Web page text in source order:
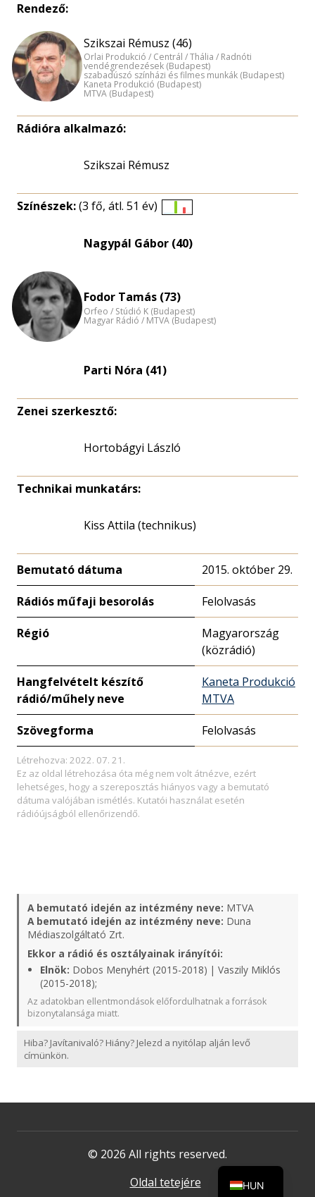
Rendező:
Szikszai Rémusz (46)
Orlai Produkció / Centrál / Thália / Radnóti
vendégrendezések (Budapest)
szabadúszó színházi és filmes munkák (Budapest)
Kaneta Produkció (Budapest)
MTVA (Budapest)
Rádióra alkalmazó:
Szikszai Rémusz
Színészek:(3 fő, átl. 51 év)
eloszlás
Nagypál Gábor (40)
Fodor Tamás (73)
Orfeo / Stúdió K (Budapest)
Magyar Rádió / MTVA (Budapest)
Parti Nóra (41)
Zenei szerkesztő:
Hortobágyi László
Technikai munkatárs:
Kiss Attila (technikus)
Bemutató dátuma 2015. október 29.
Rádiós műfaji besorolás Felolvasás
Régió
Magyarország
(közrádió)
Hangfelvételt készítő
rádió/műhely neve
Kaneta Produkció
MTVA
Szövegforma Felolvasás
Létrehozva: 2022. 07. 21.
Ez az oldal létrehozása óta még nem volt átnézve, ezért
lehetséges, hogy a szereposztás hiányos vagy a bemutató
dátuma valójában ismétlés. Kutatói használat esetén
rádióújságból ellenőrizendő.
A bemutató idején az intézmény neve: MTVA
A bemutató idején az intézmény neve: Duna
Médiaszolgáltató Zrt.
Ekkor a rádió és osztályainak irányítói:
Elnök: Dobos Menyhért (2015-2018) | Vaszily Miklós
(2015-2018);
Az adatokban ellentmondások előfordulhatnak a források
bizonytalansága miatt.
Hiba? Javítanivaló? Hiány? Jelezd a nyitólap alján levő
címünkön.
© 2026 All rights reserved.
Oldal tetejére
HUN